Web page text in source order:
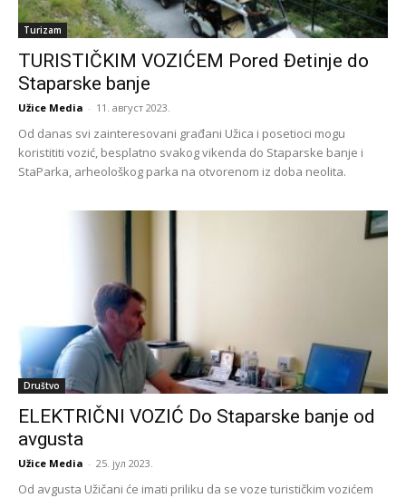
Turizam
TURISTIČKIM VOZIĆEM Pored Đetinje do
Staparske banje
Užice Media - 11. август 2023.
Od danas svi zainteresovani građani Užica i posetioci mogu
koristititi vozić, besplatno svakog vikenda do Staparske banje i
StaParka, arheološkog parka na otvorenom iz doba neolita.
Društvo
ELEKTRIČNI VOZIĆ Do Staparske banje od
avgusta
Užice Media - 25. јул 2023.
Od avgusta Užičani će imati priliku da se voze turističkim vozićem